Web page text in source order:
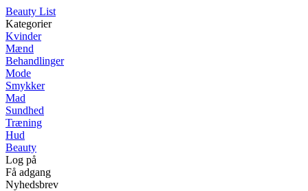
Beauty List
Kategorier
Kvinder
Mænd
Behandlinger
Mode
Smykker
Mad
Sundhed
Træning
Hud
Beauty
Log på
Få adgang
Nyhedsbrev